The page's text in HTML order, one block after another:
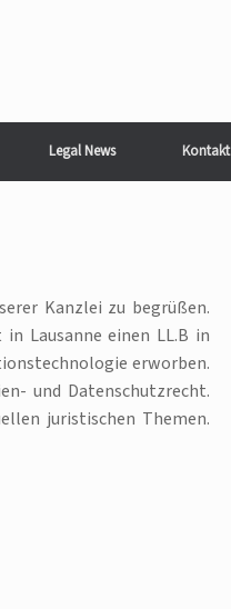
Legal News Kontakt
Kanzlei zu begrüßen.
Lausanne einen LL.B in
erworben.
und Datenschutzrecht.
juristischen Themen.